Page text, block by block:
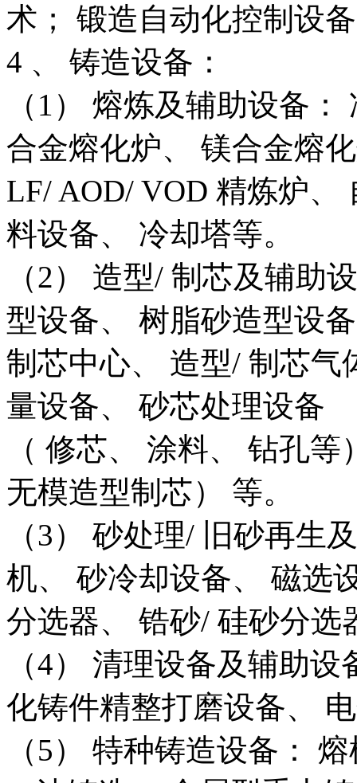
术； 锻造自动化控制设
4 、 铸造设备：
（1） 熔炼及辅助设备
合金熔化炉、 镁合金熔
LF/ AOD/ VOD 精炼炉、
料设备、 冷却塔等。
（2） 造型/ 制芯及辅助
型设备、 树脂砂造型设
制芯中心、 造型/ 制芯气
量设备、 砂芯处理设备
（ 修芯、 涂料、 钻孔
无模造型制芯） 等。
（3） 砂处理/ 旧砂再生
机、 砂冷却设备、 磁选
分选器、 锆砂/ 硅砂分选
（4） 清理设备及辅助
化铸件精整打磨设备、
（5） 特种铸造设备：